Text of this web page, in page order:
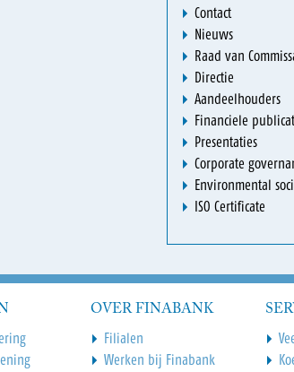
Contact
Nieuws
Raad van
Directie
Aandeelhouders
Financiele
Presentaties
Corporate
Environmental
ISO Certificate
OVER FINABANK
Filialen
Werken bij Finabank